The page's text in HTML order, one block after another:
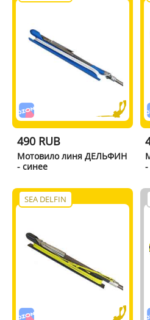
490 RUB
Мотовило линя ДЕЛЬФИН
- синее
-
SEA DELFIN